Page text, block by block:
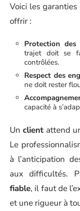
Voici les
offrir :
Protection des
trajet doit se
contrôlées.
Respect des
ne doit rester
capacité à
Un client attend
Le
à l’anticipation
aux difficultés.
fiable, il faut de
et une rigueur à